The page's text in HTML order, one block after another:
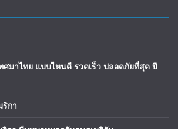
ศมาไทย แบบไหนดี รวดเร็ว ปลอดภัยที่สุด ปี
กา